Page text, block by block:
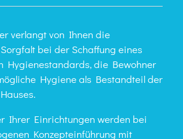
verlangt von Ihnen die
bei der Schaffung eines
Hygienestandards, die Bewohner
Hygiene als Bestandteil der
Ihrer Einrichtungen werden bei
Konzepteinführung mit